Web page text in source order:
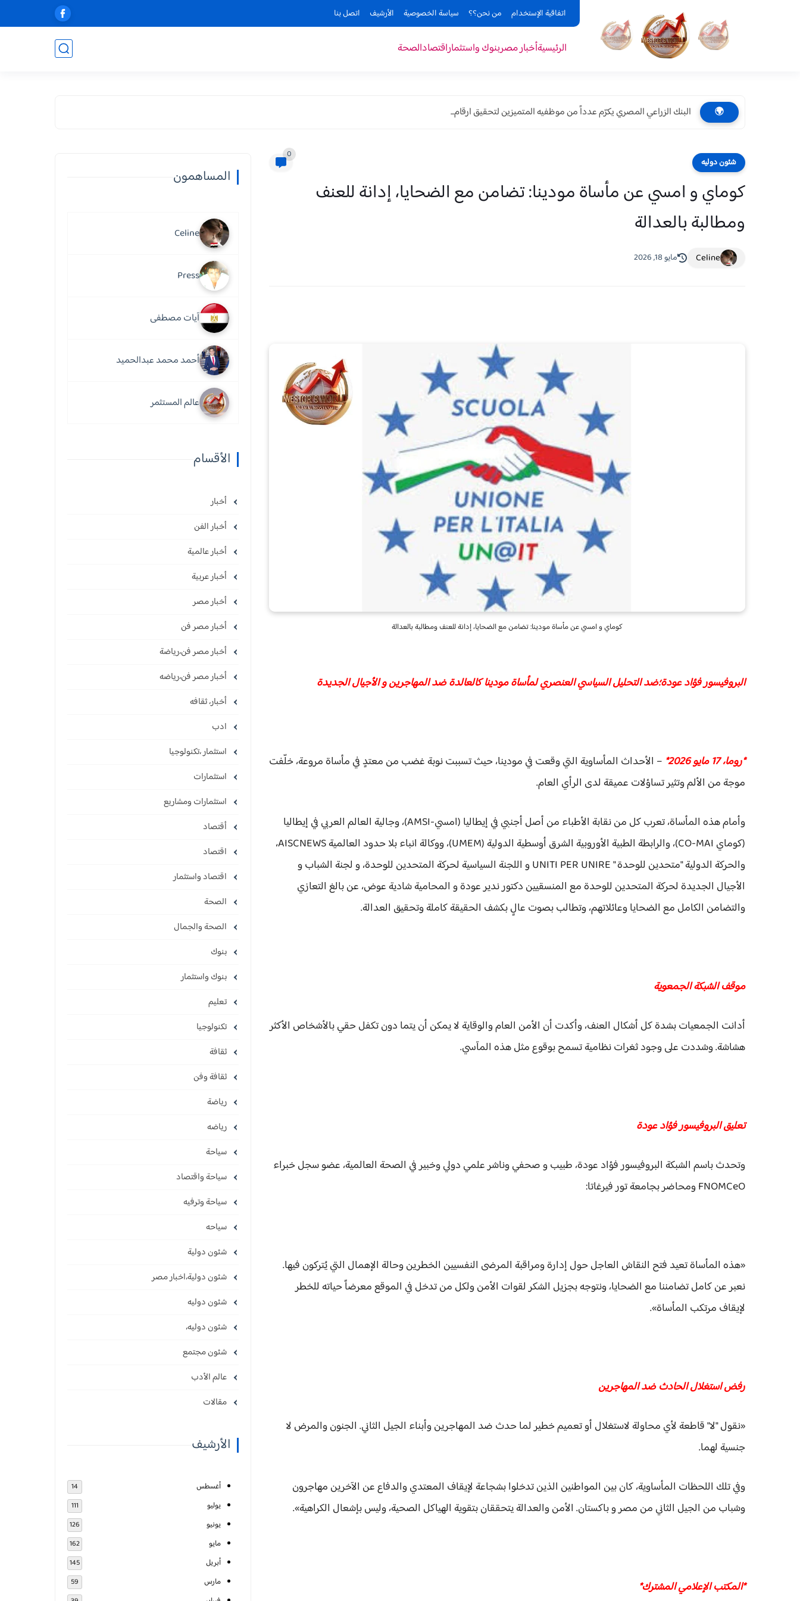
اتفاقية الإستخدام من نحن؟؟ سياسة الخصوصية الأرشيف اتصل بنا
الرئيسيةأخبار مصربنوك واستثماراقتصادالصحة
🌍 البنك الزراعي المصري يكرّم عدداً من موظفيه المتميزين لتحقيق ارقام...
شئون دوليه
0
كوماي و امسي عن مأساة مودينا: تضامن مع الضحايا، إدانة للعنف
ومطالبة بالعدالة
Celine مايو 18, 2026
كوماي و امسي عن مأساة مودينا: تضامن مع الضحايا، إدانة للعنف ومطالبة بالعدالة
البروفيسور فؤاد عودة؛ضد التحليل السياسي العنصري لمأساة مودينا كالعالدة ضد المهاجرين و الأجيال الجديدة
*روما، 17 مايو 2026*
– الأحداث المأساوية التي وقعت في مودينا، حيث تسببت نوبة غضب من معتدٍ في مأساة مروعة، خلّفت
موجة من الألم وتثير تساؤلات عميقة لدى الرأي العام.
وأمام هذه المأساة، تعرب كل من نقابة الأطباء من أصل أجنبي في إيطاليا (امسي-AMSI)، وجالية العالم العربي في إيطاليا
(كوماي CO-MAI)، والرابطة الطبية الأوروبية الشرق أوسطية الدولية (UMEM)، ووكالة انباء بلا حدود العالمية AISCNEWS،
والحركة الدولية "متحدين للوحدة " UNITI PER UNIRE و اللجنة السياسية لحركة المتحدين للوحدة، و لجنة الشباب و
الأجيال الجديدة لحركة المتحدين للوحدة مع المنسقيين دكتور ندير عودة و المحامية شادية عوض، عن بالغ التعازي
والتضامن الكامل مع الضحايا وعائلاتهم، وتطالب بصوت عالٍ بكشف الحقيقة كاملة وتحقيق العدالة.
موقف الشبكة الجمعوية
أدانت الجمعيات بشدة كل أشكال العنف، وأكدت أن الأمن العام والوقاية لا يمكن أن يتما دون تكفل حقي بالأشخاص الأكثر
هشاشة. وشددت على وجود ثغرات نظامية تسمح بوقوع مثل هذه المآسي.
تعليق البروفيسور فؤاد عودة
وتحدث باسم الشبكة البروفيسور فؤاد عودة، طبيب و صحفي وناشر علمي دولي وخبير في الصحة العالمية، عضو سجل خبراء
FNOMCeO ومحاضر بجامعة تور فيرغاتا:
«هذه المأساة تعيد فتح النقاش العاجل حول إدارة ومراقبة المرضى النفسيين الخطرين وحالة الإهمال التي يُتركون فيها.
نعبر عن كامل تضامننا مع الضحايا، ونتوجه بجزيل الشكر لقوات الأمن ولكل من تدخل في الموقع معرضاً حياته للخطر
لإيقاف مرتكب المأساة».
رفض استغلال الحادث ضد المهاجرين
«نقول "لا" قاطعة لأي محاولة لاستغلال أو تعميم خطير لما حدث ضد المهاجرين وأبناء الجيل الثاني. الجنون والمرض لا
جنسية لهما.
وفي تلك اللحظات المأساوية، كان بين المواطنين الذين تدخلوا بشجاعة لإيقاف المعتدي والدفاع عن الآخرين مهاجرون
وشباب من الجيل الثاني من مصر و باكستان. الأمن والعدالة يتحققان بتقوية الهياكل الصحية، وليس بإشعال الكراهية».
*المكتب الإعلامي المشترك*
المساهمون
Celine
Press
آيات مصطفى
أحمد محمد عبدالحميد
عالم المستثمر
الأقسام
أخبار
أخبار الفن
أخبار عالمية
أخبار عربية
أخبار مصر
أخبار مصر فن
أخبار مصر فن،رياضة
أخبار مصر فن،رياضه
أخبار، ثقافه
ادب
استثمار ،تكنولوجيا
استثمارات
استثمارات ومشاريع
أقتصاد
اقتصاد
اقتصاد واستثمار
الصحة
الصحة والجمال
بنوك
بنوك واستثمار
تعليم
تكنولوجيا
ثقافة
ثقافة وفن
رياضة
رياضه
سياحة
سياحة واقتصاد
سياحة وترفيه
سياحه
شئون دولية
شئون دولية،اخبار مصر
شئون دوليه
شئون دوليه،
شئون مجتمع
عالم الأدب
مقالات
الأرشيف
أغسطس 14
يوليو 111
يونيو 126
مايو 162
أبريل 145
مارس 59